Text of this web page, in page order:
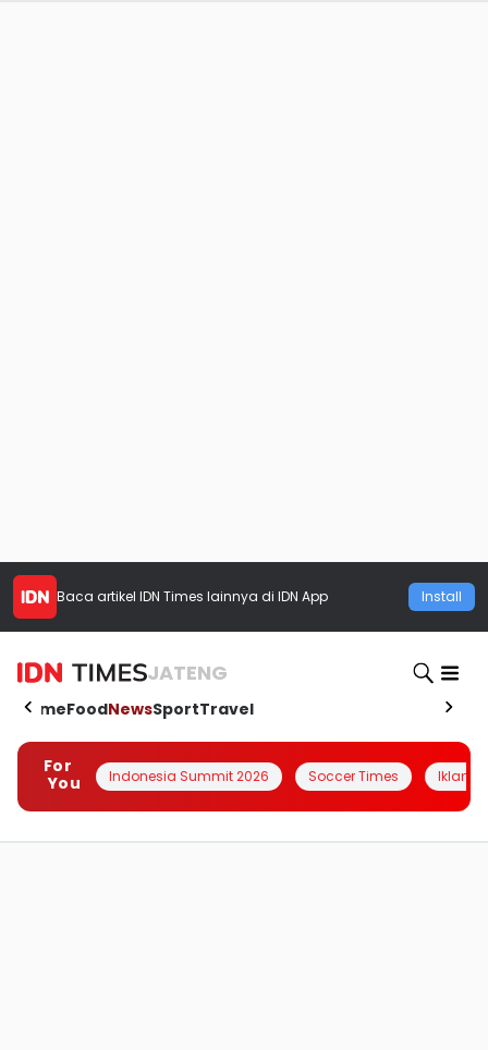
Baca artikel IDN Times lainnya di IDN App Install
JATENG
HomeFoodNewsSportTravel
For
You
Indonesia Summit 2026 Soccer Times Iklanin